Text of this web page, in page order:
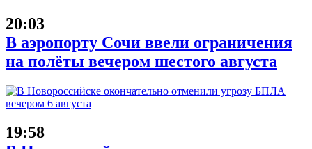
20:03
В аэропорту Сочи ввели ограничения
на полёты вечером шестого августа
19:58